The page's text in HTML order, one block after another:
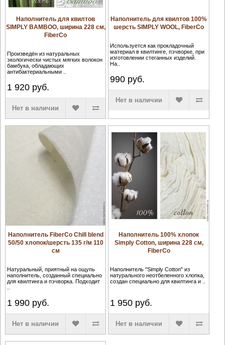
Наполнитель для квилтов
SIMPLY BAMBOO, ширина 228 см,
FiberCo
Произведён из натуральных
экологически чистых мягких волокон
бамбука, обладающих
антибактериальными ..
1 920руб.
Нет в наличии
Наполнитель для квилтов 100%
шерсть SIMPLY WOOL, FiberCo
Используется как прокладочный
материал в квилтинге, пэчворке, при
изготовлении стеганных изделий.
На..
990 руб.
Нет в наличии
Наполнитель FiberCo Chill blend
50/50 хлопок/шерсть 135 г/м 110
см
Натуральный, приятный на ощупь
наполнитель, созданный специально
для квилтинга и пэчворка. Подходит
1 990руб.
Нет в наличии
Наполнитель 100% хлопок
Simply Cotton, ширина 228 см,
FiberCo
Наполнитель "Simply Cotton" из
натурального неотбеленного хлопка,
создан специально для квилтинга и ..
1 950 руб.
Нет в наличии